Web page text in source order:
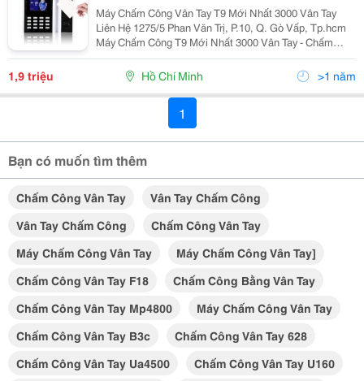
Máy Chấm Công Vân Tay T9 Mới Nhất 3000 Vân Tay
Liên Hệ 1275/5 Phan Văn Trị, P.10, Q. Gò Vấp, Tp.hcm
Máy Chấm Công T9 Mới Nhất 3000 Vân Tay - Chấm
Công Bằng Vân Tay &Amp; Thẻ &Amp; Kiểm Soát Cửa -
1,9 triệu Hồ Chí Minh >1 năm
1
Bạn có muốn tìm thêm
Chấm Công Vân Tay
Vân Tay Chấm Công
Vân Tay Chấm Công
Chấm Công Vân Tay
Máy Chấm Công Vân Tay
Máy Chấm Công Vân Tay]
Chấm Công Vân Tay F18
Chấm Công Bằng Vân Tay
Chấm Công Vân Tay Mp4800
Máy Chấm Công Vân Tay
Chấm Công Vân Tay B3c
Chấm Công Vân Tay 628
Chấm Công Vân Tay Ua4500
Chấm Công Vân Tay U160